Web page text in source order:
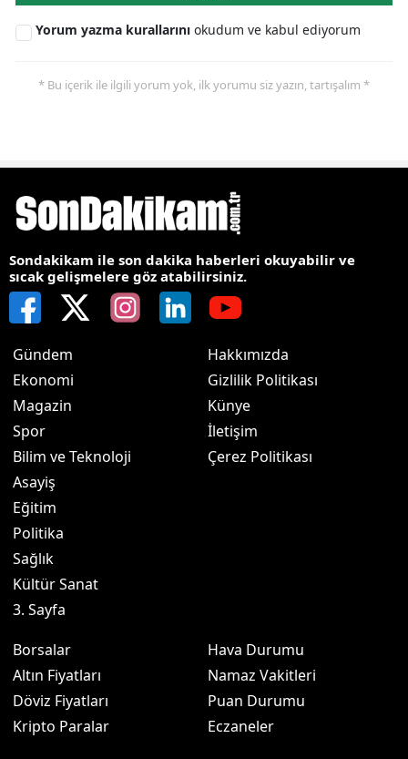
Yorum yazma kurallarını okudum ve kabul ediyorum
* Bu içerik ile ilgili yorum yok, ilk yorumu siz yazın, tartışalım *
Sondakikam ile son dakika haberleri okuyabilir ve
sıcak gelişmelere göz atabilirsiniz.
Gündem
Ekonomi
Magazin
Spor
Bilim ve Teknoloji
Asayiş
Eğitim
Politika
Sağlık
Kültür Sanat
3. Sayfa
Hakkımızda
Gizlilik Politikası
Künye
İletişim
Çerez Politikası
Borsalar
Altın Fiyatları
Döviz Fiyatları
Kripto Paralar
Hava Durumu
Namaz Vakitleri
Puan Durumu
Eczaneler